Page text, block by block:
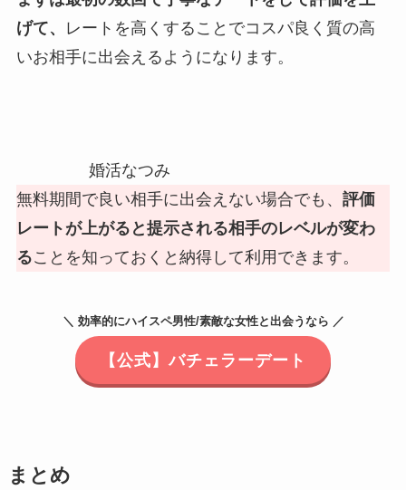
げて、
レートを高くすることでコスパ良く質の高
いお相手に出会えるようになります。
婚活なつみ
無料期間で良い相手に出会えない場合でも、 評価
レートが上がると提示される相手のレベルが変わ
ることを知っておくと納得して利用できます。
＼ 効率的にハイスペ男性/素敵な女性と出会うなら ／
【公式】バチェラーデート
まとめ